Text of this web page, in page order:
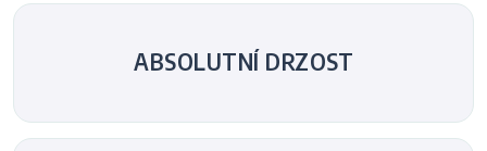
ABSOLUTNÍ DRZOST